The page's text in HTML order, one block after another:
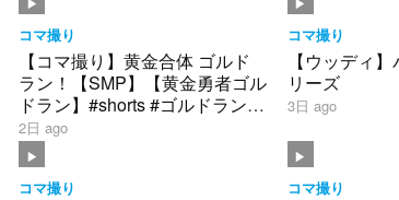
コマ撮り
【コマ撮り】黄金合体 ゴルド
ラン！【SMP】【黄金勇者ゴル
ドラン】#shorts #ゴルドラン
#smp #stopmotion #黄金合体 ＃
2日 ago
コマ撮り
【ウッディ
リーズ
3日 ago
コマ撮り コマ撮り